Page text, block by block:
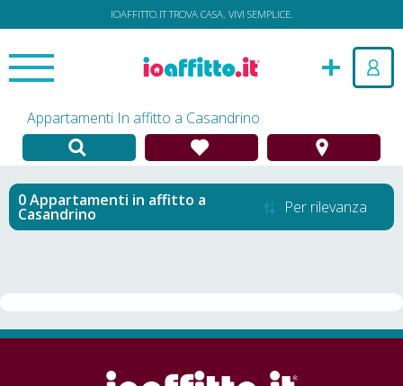
IOAFFITTO.IT TROVA CASA. VIVI SEMPLICE.
Appartamenti In affitto a Casandrino
Appartamenti in affitto a
Casandrino Per rilevanza